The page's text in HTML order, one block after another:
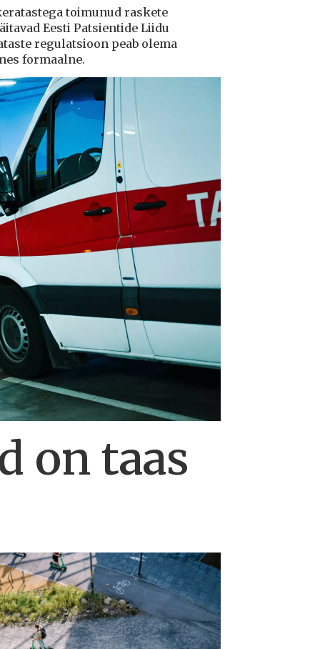
toimunud raskete
Eesti Patsientide Liidu
regulatsioon peab olema
formaalne.
on taas